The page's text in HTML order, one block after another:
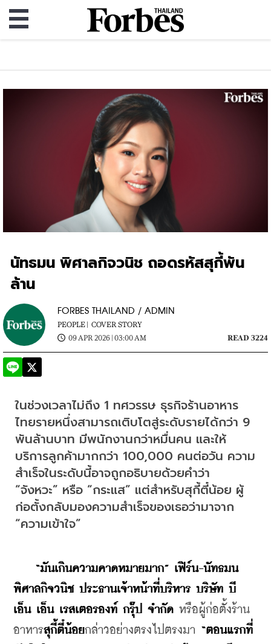
นัทธมน พิศาลกิจวนิช ถอดรหัสสุกี้พัน
ล้าน
FORBES THAILAND / ADMIN
PEOPLE | COVER STORY
09 APR 2026 | 03:00 AM
READ 3224
ในช่วงเวลาไม่ถึง 1 ทศวรรษ ธุรกิจร้านอาหาร
ไทยรายหนึ่งสามารถเติบโตสู่ระดับรายได้กว่า 9
พันล้านบาท มีพนักงานกว่าหมื่นคน และให้
บริการลูกค้ามากกว่า 100,000 คนต่อวัน ความ
สำเร็จในระดับนี้อาจถูกอธิบายด้วยคำว่า
“จังหวะ” หรือ “กระแส” แต่สำหรับสุกี้ตี๋น้อย ผู้
ก่อตั้งกลับมองความสำเร็จของเธอว่ามาจาก
“ความเข้าใจ”
“มันเกินความคาดหมายมาก” เฟิร์น-นัทธมน
พิศาลกิจวนิช ประธานเจ้าหน้าที่บริหาร บริษัท บี
เอ็น เอ็น เรสเตอรองท์ กรุ๊ป จำกัด หรือผู้ก่อตั้งร้าน
อาหารสุกี้ตี๋น้อยกล่าวอย่างตรงไปตรงมา “ตอนแรกที่